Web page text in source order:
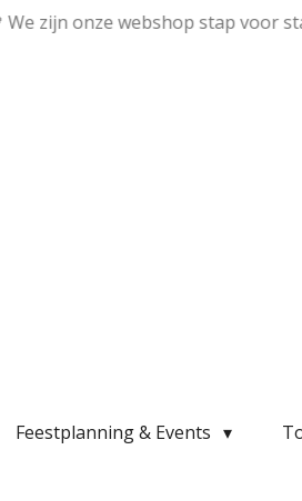
We zijn onze webshop stap voor
Feestplanning & Events